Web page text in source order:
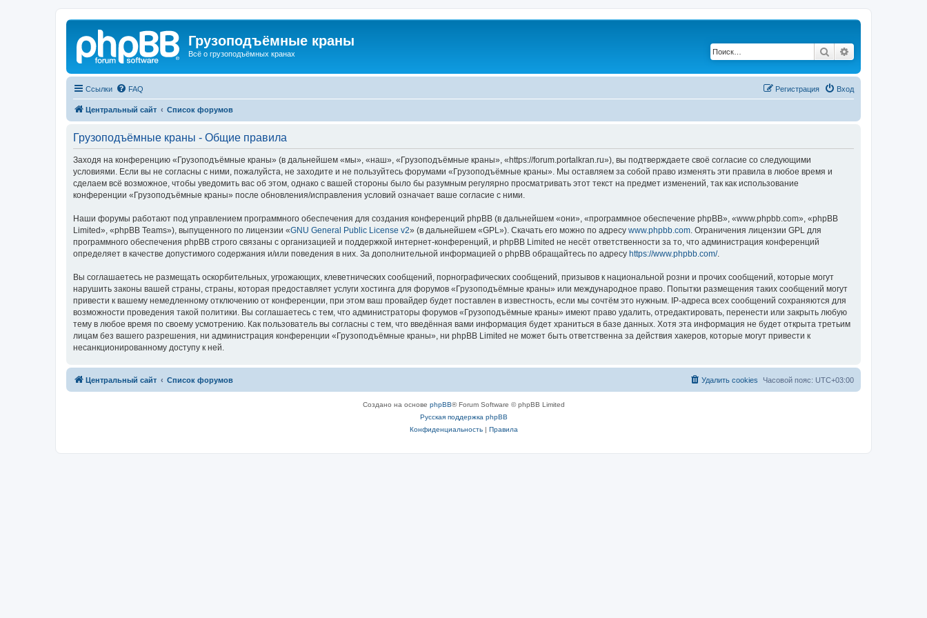
Грузоподъёмные краны
Всё о грузоподъёмных кранах Поиск
Ссылки FAQ Вход
Регистрация
Центральный сайт Список форумов
Грузоподъёмные краны - Общие правила
Заходя на конференцию «Грузоподъёмные краны» (в дальнейшем «мы», «наш», «Грузоподъёмные краны», «https://forum.portalkran.ru»), вы подтверждаете своё согласие со следующими
условиями. Если вы не согласны с ними, пожалуйста, не заходите и не пользуйтесь форумами «Грузоподъёмные краны». Мы оставляем за собой право изменять эти правила в любое время и
сделаем всё возможное, чтобы уведомить вас об этом, однако с вашей стороны было бы разумным регулярно просматривать этот текст на предмет изменений, так как использование
конференции «Грузоподъёмные краны» после обновления/исправления условий означает ваше согласие с ними.
Наши форумы работают под управлением программного обеспечения для создания конференций phpBB (в дальнейшем «они», «программное обеспечение phpBB», «www.phpbb.com», «phpBB
Limited», «phpBB Teams»), выпущенного по лицензии «GNU General Public License v2» (в дальнейшем «GPL»). Скачать его можно по адресу www.phpbb.com . Ограничения лицензии GPL для
программного обеспечения phpBB строго связаны с организацией и поддержкой интернет-конференций, и phpBB Limited не несёт ответственности за то, что администрация конференций
определяет в качестве допустимого содержания и/или поведения в них. За дополнительной информацией о phpBB обращайтесь по адресу https://www.phpbb.com/.
Вы соглашаетесь не размещать оскорбительных, угрожающих, клеветнических сообщений, порнографических сообщений, призывов к национальной розни и прочих сообщений, которые могут
нарушить законы вашей страны, страны, которая предоставляет услуги хостинга для форумов «Грузоподъёмные краны» или международное право. Попытки размещения таких сообщений могут
привести к вашему немедленному отключению от конференции, при этом ваш провайдер будет поставлен в известность, если мы сочтём это нужным. IP-адреса всех сообщений сохраняются для
возможности проведения такой политики. Вы соглашаетесь с тем, что администраторы форумов «Грузоподъёмные краны» имеют право удалить, отредактировать, перенести или закрыть любую
тему в любое время по своему усмотрению. Как пользователь вы согласны с тем, что введённая вами информация будет храниться в базе данных. Хотя эта информация не будет открыта третьим
лицам без вашего разрешения, ни администрация конференции «Грузоподъёмные краны», ни phpBB Limited не может быть ответственна за действия хакеров, которые могут привести к
несанкционированному доступу к ней.
Центральный сайт Список форумов Часовой пояс: UTC+03:00
Удалить cookies
Создано на основе phpBB® Forum Software © phpBB Limited
Русская поддержка phpBB
Конфиденциальность| Правила